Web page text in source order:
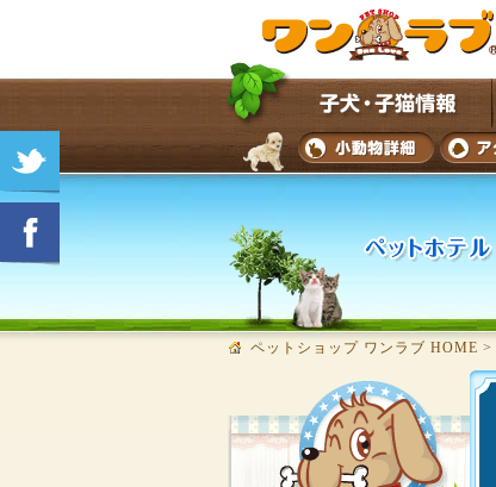
ペットショップ ワンラブ HOME >